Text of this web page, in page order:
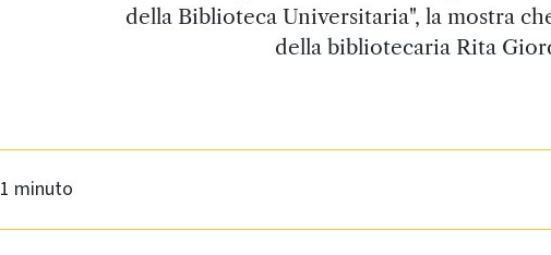
della Biblioteca Universitaria", la mostra
della bibliotecaria Rita
1 minuto